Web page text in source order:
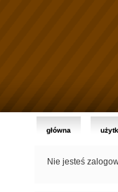
główna
Nie jesteś